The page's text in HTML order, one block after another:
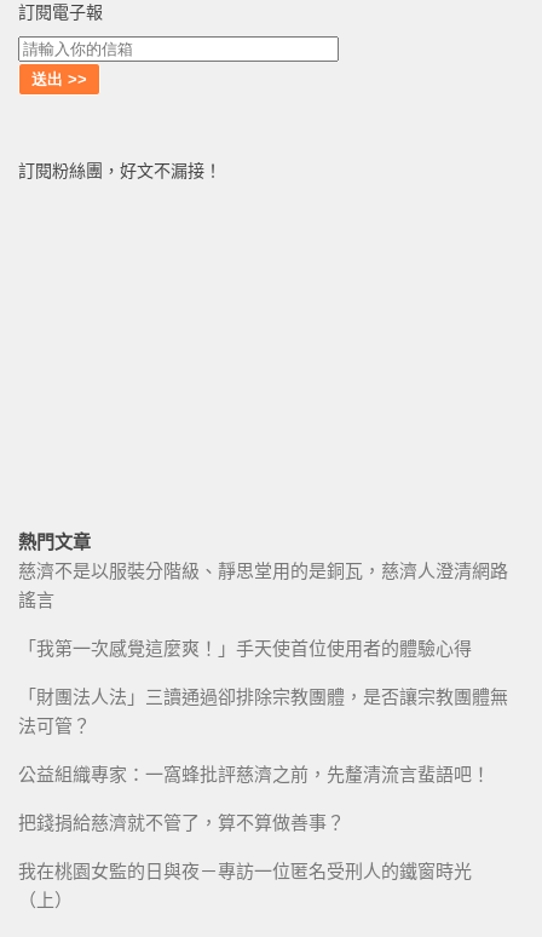
訂閱電子報
訂閱粉絲團，好文不漏接！
熱門文章
慈濟不是以服裝分階級、靜思堂用的是銅瓦，慈濟人澄清網路
謠言
「我第一次感覺這麼爽！」手天使首位使用者的體驗心得
「財團法人法」三讀通過卻排除宗教團體，是否讓宗教團體無
法可管？
公益組織專家：一窩蜂批評慈濟之前，先釐清流言蜚語吧！
把錢捐給慈濟就不管了，算不算做善事？
我在桃園女監的日與夜－專訪一位匿名受刑人的鐵窗時光
（上）